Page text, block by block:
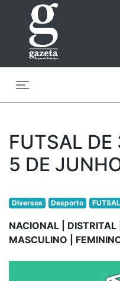
FUTSAL
5 DE
Diversos Desporto FUTSAL
NACIONAL | DISTRITAL
MASCULINO |